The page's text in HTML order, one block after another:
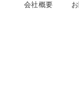
会社概要